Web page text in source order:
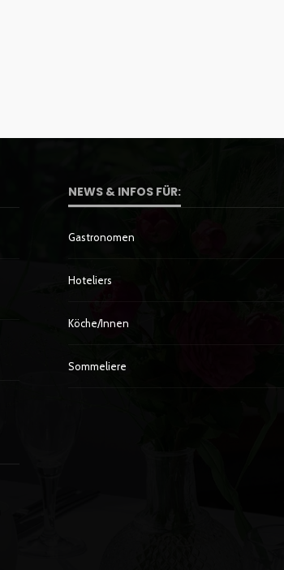
NEWS & INFOS FÜR:
Gastronomen
Hoteliers
Köche/innen
Sommeliere